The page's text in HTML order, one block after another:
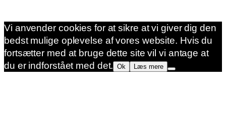
Vi anvender cookies for at sikre at vi giver dig den
bedst mulige oplevelse af vores website. Hvis du
fortsætter med at bruge dette site vil vi antage at
du er indforstået med det. Ok Læs mere